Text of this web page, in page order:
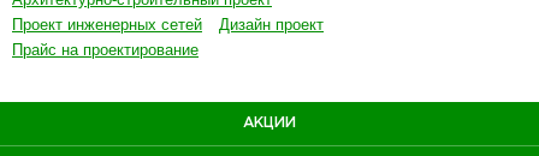
Проект инженерных сетей
Дизайн проект
Прайс на проектирование
АКЦИИ